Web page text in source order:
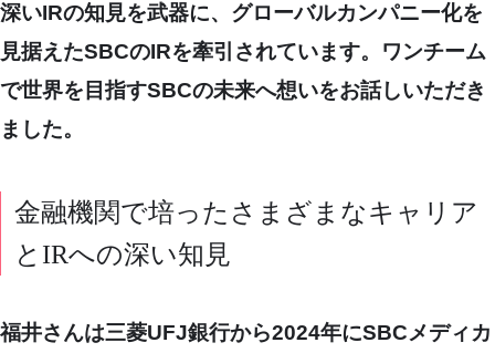
深いIRの知見を武器に、グローバルカンパニー化を
見据えたSBCのIRを牽引されています。ワンチーム
で世界を目指すSBCの未来へ想いをお話しいただき
ました。
金融機関で培ったさまざまなキャリア
とIRへの深い知見
福井さんは三菱UFJ銀行から2024年にSBCメディカ